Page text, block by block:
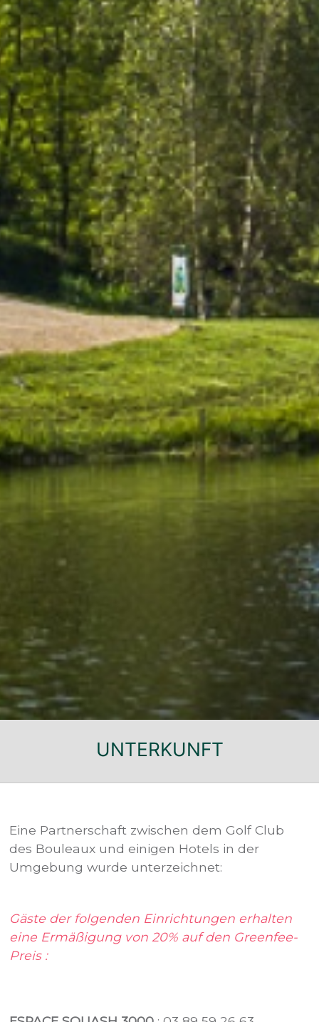
UNTERKUNFT
Eine Partnerschaft zwischen dem Golf Club
des Bouleaux und einigen Hotels in der
Umgebung wurde unterzeichnet:
Gäste der folgenden Einrichtungen erhalten
eine Ermäßigung von 20% auf den Greenfee-
Preis :